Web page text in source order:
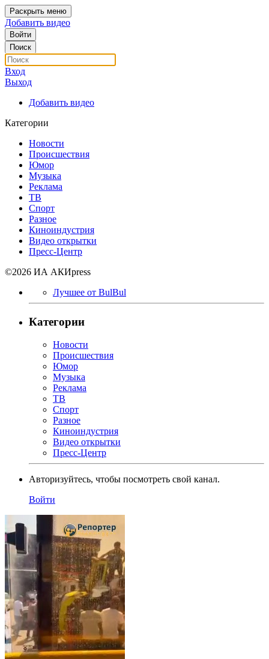
Раскрыть меню
Добавить видео
Войти
Поиск
Вход
Выход
Добавить видео
Категории
Новости
Происшествия
Юмор
Музыка
Реклама
ТВ
Спорт
Разное
Киноиндустрия
Видео открытки
Пресс-Центр
©2026 ИА АКИpress
Лучшее от BulBul
Категории
Новости
Происшествия
Юмор
Музыка
Реклама
ТВ
Спорт
Разное
Киноиндустрия
Видео открытки
Пресс-Центр
Авторизуйтесь, чтобы посмотреть свой канал.
Войти